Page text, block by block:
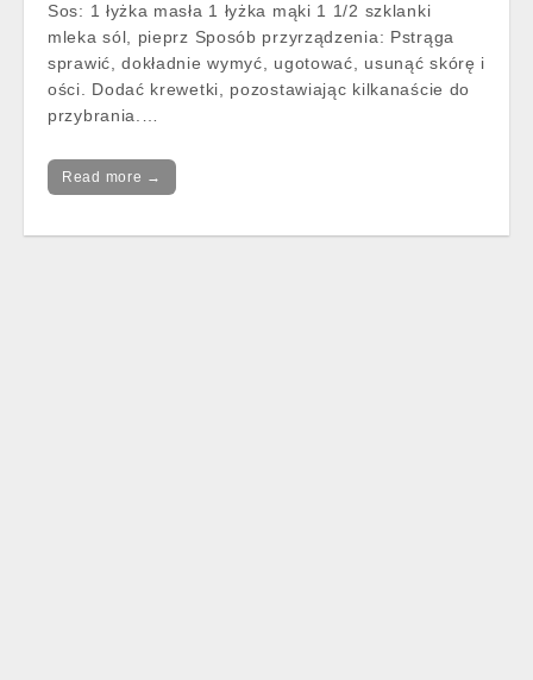
Sos: 1 łyżka masła 1 łyżka mąki 1 1/2 szklanki
mleka sól, pieprz Sposób przyrządzenia: Pstrąga
sprawić, dokładnie wymyć, ugotować, usunąć skórę i
ości. Dodać krewetki, pozostawiając kilkanaście do
przybrania.…
Read more →